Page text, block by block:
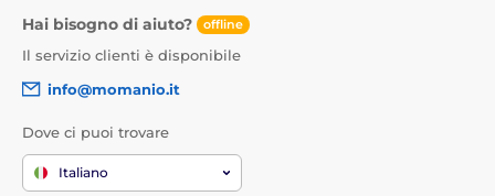
Hai bisogno di aiuto? offline
Il servizio clienti è disponibile
info@momanio.it
Dove ci puoi trovare
Italiano